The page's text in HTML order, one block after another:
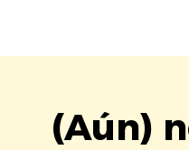
(Aún)